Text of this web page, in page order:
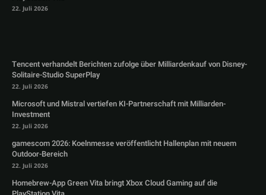
22. Juli 2026
Tencent verhandelt Berichten zufolge über Milliardenkauf von Disney-
Solitaire-Studio SuperPlay
22. Juli 2026
Microsoft und Mistral vertiefen KI-Partnerschaft mit Milliarden-
Investment
22. Juli 2026
gamescom 2026: Koelnmesse veröffentlicht Hallenplan mit neuem
Outdoor-Bereich
22. Juli 2026
Homebrew-App Green Vita bringt Xbox Cloud Gaming auf die